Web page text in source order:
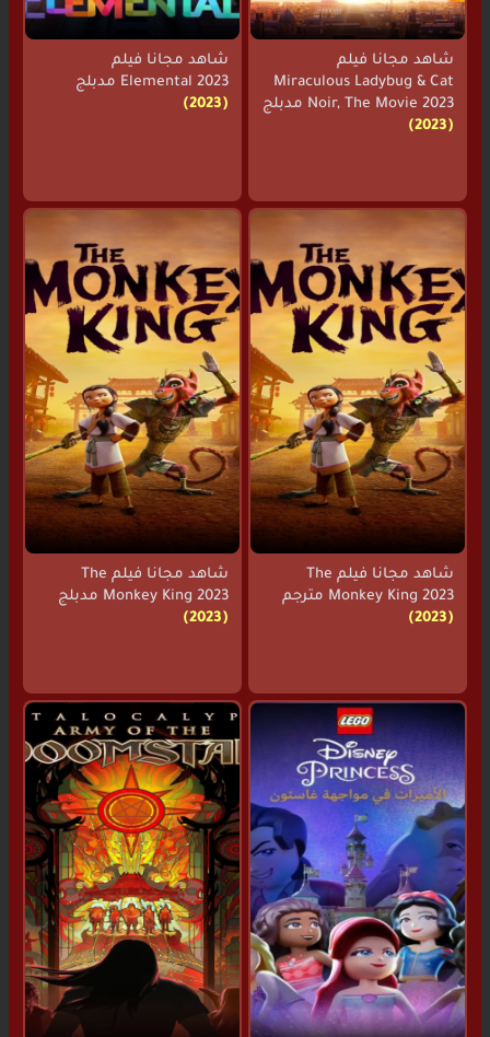
شاهد مجانا فيلم
Miraculous Ladybug & Cat
Noir, The Movie 2023 مدبلج
(2023)
شاهد مجانا فيلم
Elemental 2023 مدبلج
(2023)
شاهد مجانا فيلم The
Monkey King 2023 مترجم
(2023)
شاهد مجانا فيلم The
Monkey King 2023 مدبلج
(2023)